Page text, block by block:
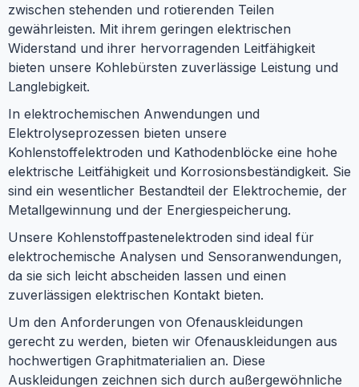
zwischen stehenden und rotierenden Teilen
gewährleisten. Mit ihrem geringen elektrischen
Widerstand und ihrer hervorragenden Leitfähigkeit
bieten unsere Kohlebürsten zuverlässige Leistung und
Langlebigkeit.
In elektrochemischen Anwendungen und
Elektrolyseprozessen bieten unsere
Kohlenstoffelektroden und Kathodenblöcke eine hohe
elektrische Leitfähigkeit und Korrosionsbeständigkeit. Sie
sind ein wesentlicher Bestandteil der Elektrochemie, der
Metallgewinnung und der Energiespeicherung.
Unsere Kohlenstoffpastenelektroden sind ideal für
elektrochemische Analysen und Sensoranwendungen,
da sie sich leicht abscheiden lassen und einen
zuverlässigen elektrischen Kontakt bieten.
Um den Anforderungen von Ofenauskleidungen
gerecht zu werden, bieten wir Ofenauskleidungen aus
hochwertigen Graphitmaterialien an. Diese
Auskleidungen zeichnen sich durch außergewöhnliche